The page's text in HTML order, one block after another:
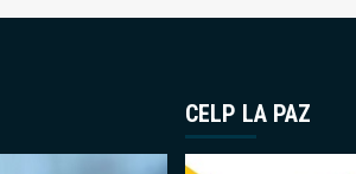
CELP LA PAZ